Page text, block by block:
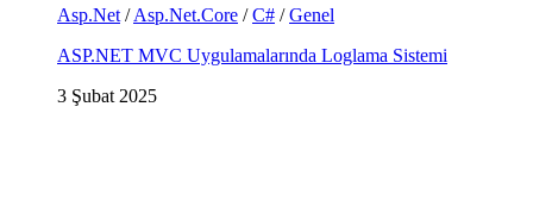
Asp.Net /Asp.Net.Core /C# /Genel
ASP.NET MVC Uygulamalarında Loglama Sistemi
3 Şubat 2025